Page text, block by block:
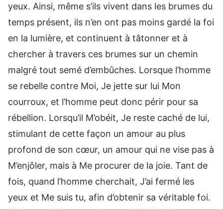
yeux. Ainsi, même s’ils vivent dans les brumes du
temps présent, ils n’en ont pas moins gardé la foi
en la lumière, et continuent à tâtonner et à
chercher à travers ces brumes sur un chemin
malgré tout semé d’embûches. Lorsque l’homme
se rebelle contre Moi, Je jette sur lui Mon
courroux, et l’homme peut donc périr pour sa
rébellion. Lorsqu’il M’obéit, Je reste caché de lui,
stimulant de cette façon un amour au plus
profond de son cœur, un amour qui ne vise pas à
M’enjôler, mais à Me procurer de la joie. Tant de
fois, quand l’homme cherchait, J’ai fermé les
yeux et Me suis tu, afin d’obtenir sa véritable foi.